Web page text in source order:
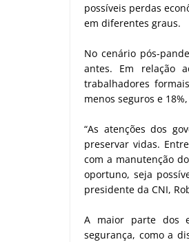
possíveis perdas
em diferentes graus.
No cenário pós-
antes. Em relação
trabalhadores
menos seguros e
“As atenções dos
preservar vidas.
com a manutenção
oportuno, seja
presidente da CNI,
A maior parte dos
segurança, como a